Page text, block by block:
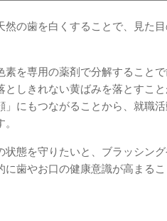
の歯を白くすることで、見た
素を専用の薬剤で分解すること
としきれない黄ばみを落とすこ
」にもつながることから、就職
状態を守りたいと、ブラッシン
歯やお口の健康意識が高まるこ